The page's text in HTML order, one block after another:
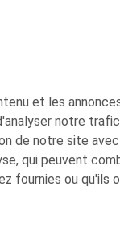
et les
notre
de notre site
qui peuvent
fournies ou qu'ils